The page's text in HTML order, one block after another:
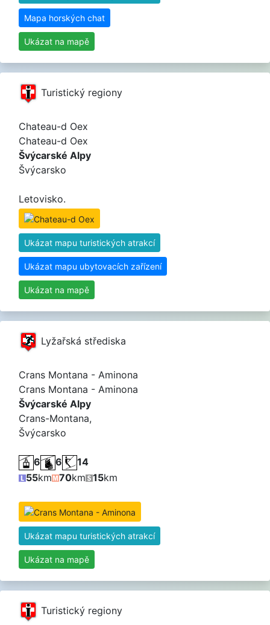
Mapa horských chat
Ukázat na mapě
Turistický regiony
Chateau-d Oex
Chateau-d Oex
Švýcarské Alpy
Švýcarsko
Letovisko.
Ukázat mapu turistických atrakcí
Ukázat mapu ubytovacích zařízení
Ukázat na mapě
Lyžařská střediska
Crans Montana - Aminona
Crans Montana - Aminona
Švýcarské Alpy
Crans-Montana,
Švýcarsko
6 6
14
55km 70km 15km
Ukázat mapu turistických atrakcí
Ukázat na mapě
Turistický regiony